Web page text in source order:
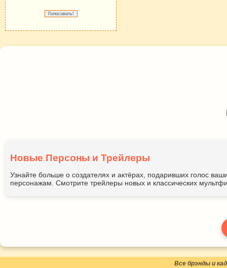
Новые Персоны и Трейлеры
Узнайте больше о создателях и актёрах, подаривших голос
персонажам. Смотрите трейлеры новых и классических
Все брэнды и